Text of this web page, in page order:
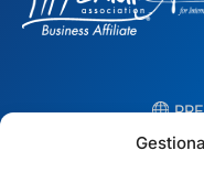
Equipos